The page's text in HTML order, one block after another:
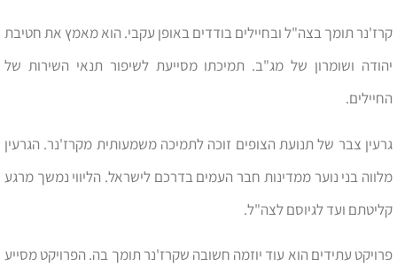
קרז'נר תומך בצה"ל ובחיילים בודדים באופן עקבי. הוא מאמץ את חטיבת
יהודה ושומרון של מג"ב. תמיכתו מסייעת לשיפור תנאי השירות של
החיילים.
גרעין צבר של תנועת הצופים זוכה לתמיכה משמעותית מקרז'נר. הגרעין
מלווה בני נוער ממדינות חבר העמים בדרכם לישראל. הליווי נמשך מרגע
קליטתם ועד לגיוסם לצה"ל.
פרויקט עתידים הוא עוד יוזמה חשובה שקרז'נר תומך בה. הפרויקט מסייע